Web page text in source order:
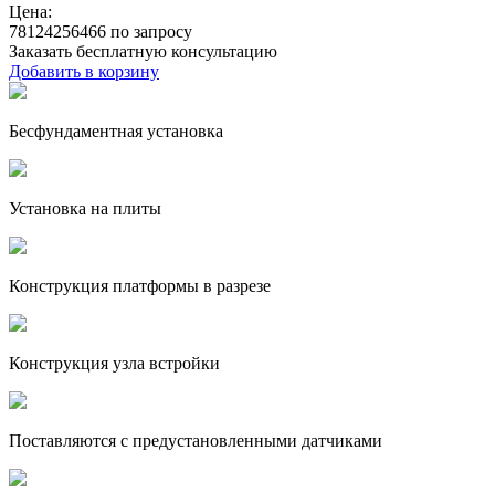
Цена:
78124256466 по запросу
Заказать бесплатную консультацию
Добавить в корзину
Бесфундаментная установка
Установка на плиты
Конструкция платформы в разрезе
Конструкция узла встройки
Поставляются с предустановленными датчиками